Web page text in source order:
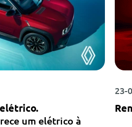
um elétrico à
23-